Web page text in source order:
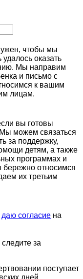
чтобы мы
оказать
Мы направим
и письмо с
к вашим
лицам.
вы готовы
можем связаться
за поддержку,
детям, а также
программах и
бережно относимся
их третьим
даю согласие на
за
поступает
дней.